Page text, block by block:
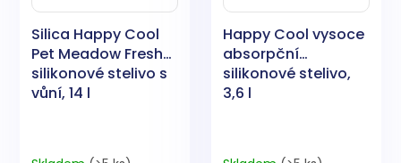
Silica Happy Cool
Pet Meadow Fresh
silikonové stelivo s
vůní, 14 l
Happy Cool vysoce
absorpční
silikonové stelivo,
3,6 l